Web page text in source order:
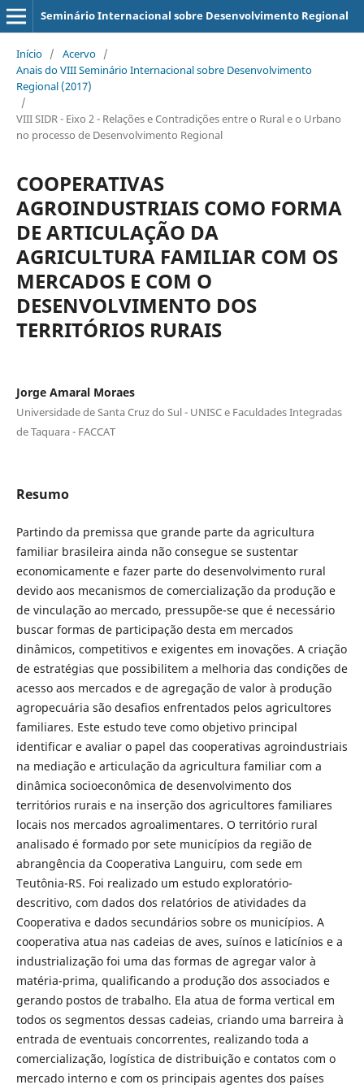
Seminário Internacional sobre Desenvolvimento Regional
Início / Acervo /
Anais do VIII Seminário Internacional sobre Desenvolvimento
Regional (2017)
/
VIII SIDR - Eixo 2 - Relações e Contradições entre o Rural e o Urbano
no processo de Desenvolvimento Regional
COOPERATIVAS
AGROINDUSTRIAIS COMO FORMA
DE ARTICULAÇÃO DA
AGRICULTURA FAMILIAR COM OS
MERCADOS E COM O
DESENVOLVIMENTO DOS
TERRITÓRIOS RURAIS
Jorge Amaral Moraes
Universidade de Santa Cruz do Sul - UNISC e Faculdades Integradas
de Taquara - FACCAT
Resumo
Partindo da premissa que grande parte da agricultura
familiar brasileira ainda não consegue se sustentar
economicamente e fazer parte do desenvolvimento rural
devido aos mecanismos de comercialização da produção e
de vinculação ao mercado, pressupõe-se que é necessário
buscar formas de participação desta em mercados
dinâmicos, competitivos e exigentes em inovações. A criação
de estratégias que possibilitem a melhoria das condições de
acesso aos mercados e de agregação de valor à produção
agropecuária são desafios enfrentados pelos agricultores
familiares. Este estudo teve como objetivo principal
identificar e avaliar o papel das cooperativas agroindustriais
na mediação e articulação da agricultura familiar com a
dinâmica socioeconômica de desenvolvimento dos
territórios rurais e na inserção dos agricultores familiares
locais nos mercados agroalimentares. O território rural
analisado é formado por sete municípios da região de
abrangência da Cooperativa Languiru, com sede em
Teutônia-RS. Foi realizado um estudo exploratório-
descritivo, com dados dos relatórios de atividades da
Cooperativa e dados secundários sobre os municípios. A
cooperativa atua nas cadeias de aves, suínos e laticínios e a
industrialização foi uma das formas de agregar valor à
matéria-prima, qualificando a produção dos associados e
gerando postos de trabalho. Ela atua de forma vertical em
todos os segmentos dessas cadeias, criando uma barreira à
entrada de eventuais concorrentes, realizando toda a
comercialização, logística de distribuição e contatos com o
mercado interno e com os principais agentes dos países